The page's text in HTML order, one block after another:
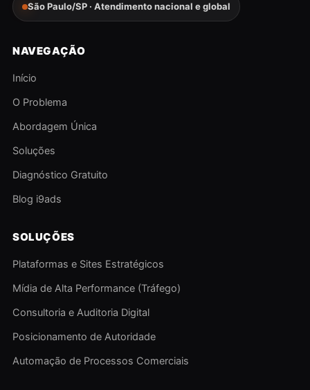
São Paulo/SP · Atendimento nacional e global
NAVEGAÇÃO
Início
O Problema
Abordagem Única
Soluções
Diagnóstico Gratuito
Blog i9ads
SOLUÇÕES
Plataformas e Sites Estratégicos
Mídia de Alta Performance (Tráfego)
Consultoria e Auditoria Digital
Posicionamento de Autoridade
Automação de Processos Comerciais